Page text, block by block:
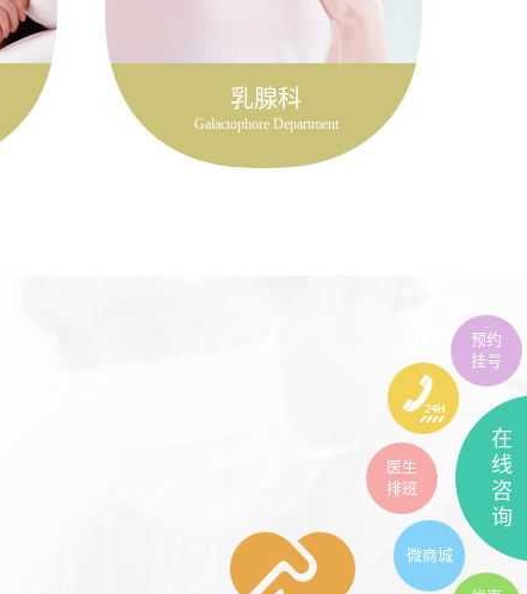
乳腺科
Galactophore Department
在
线
咨
询
预约
挂号
医生
排班
微商城